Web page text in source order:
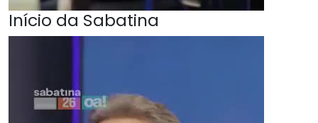
Início da Sabatina